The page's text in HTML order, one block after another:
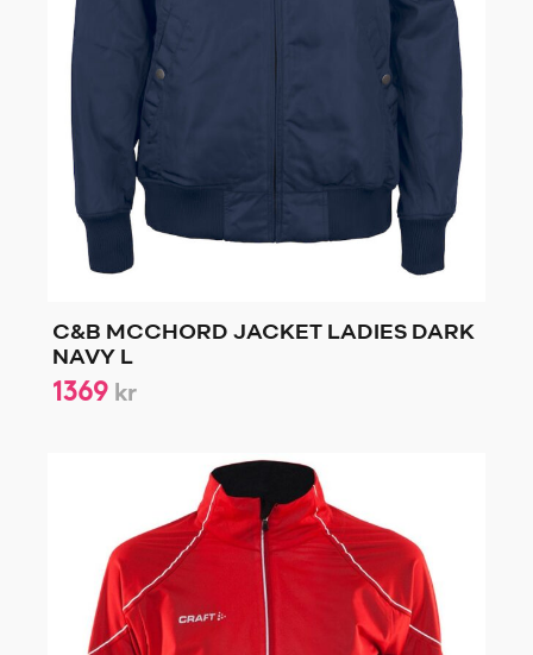
C&B MCCHORD JACKET LADIES DARK
NAVY L
1369 kr